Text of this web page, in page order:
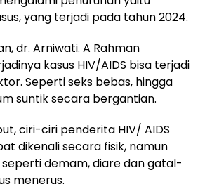
yang terjadi pada tahun 2024.
dr. Arniwati. A Rahman
kasus HIV/AIDS bisa terjadi
Seperti seks bebas, hingga
suntik secara bergantian.
ciri-ciri penderita HIV/ AIDS
dikenali secara fisik, namun
demam, diare dan gatal-
menerus.